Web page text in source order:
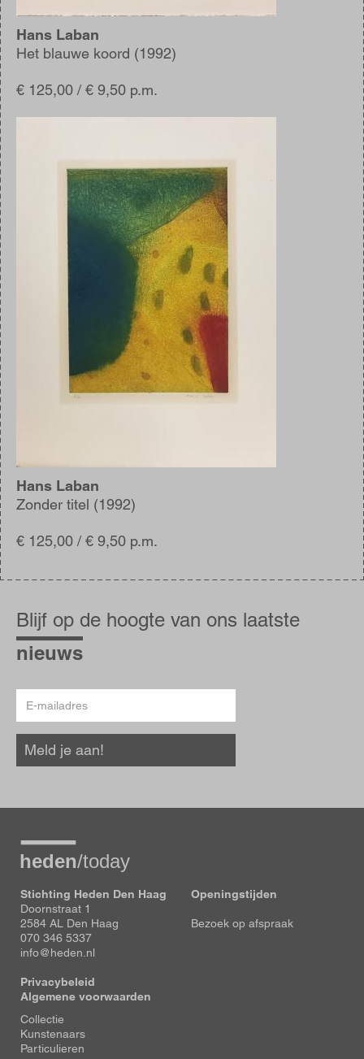
Hans Laban
Het blauwe koord (1992)
€ 125,00 / € 9,50 p.m.
Hans Laban
Zonder titel (1992)
€ 125,00 / € 9,50 p.m.
op
de
hoogte
Blijf op de hoogte van ons laatste
nieuws
mailadres
Meld je aan!
Stichting Heden Den Haag
Doornstraat 1
2584 AL Den Haag
070 346 5337
info@heden.nl
Privacybeleid
Algemene voorwaarden
Openingstijden
Bezoek op afspraak
Voet
Collectie
Kunstenaars
Particulieren